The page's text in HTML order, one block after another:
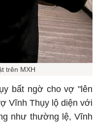
trên MXH
bất ngờ cho vợ "lên
Vĩnh Thụy lộ diện với
như thường lệ, Vĩnh